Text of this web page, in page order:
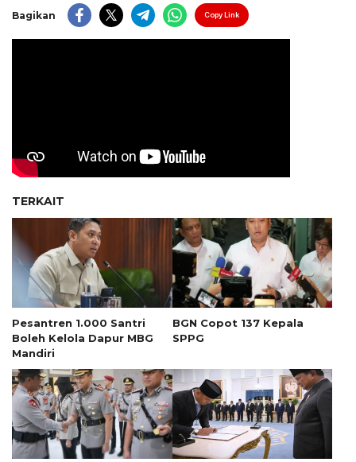
Bagikan Copy Link
TERKAIT
Pesantren 1.000 Santri
Boleh Kelola Dapur MBG
Mandiri
BGN Copot 137 Kepala
SPPG